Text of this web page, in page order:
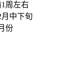
周左右
中下旬
份